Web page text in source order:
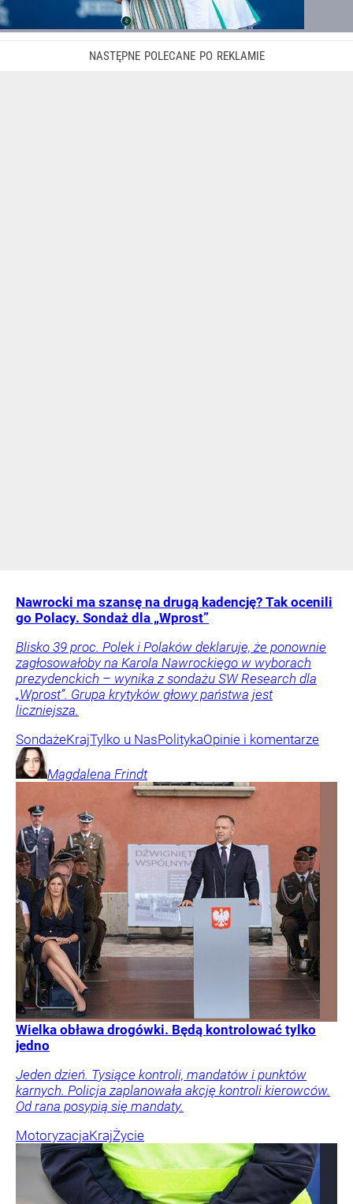
Nawrocki ma szansę na drugą kadencję? Tak ocenili
go Polacy. Sondaż dla „Wprost”
Blisko 39 proc. Polek i Polaków deklaruje, że ponownie
zagłosowałoby na Karola Nawrockiego w wyborach
prezydenckich – wynika z sondażu SW Research dla
„Wprost”. Grupa krytyków głowy państwa jest
liczniejsza.
SondażeKrajTylko u NasPolitykaOpinie i komentarze
Magdalena Frindt
Wielka obława drogówki. Będą kontrolować tylko
jedno
Jeden dzień. Tysiące kontroli, mandatów i punktów
karnych. Policja zaplanowała akcję kontroli kierowców.
Od rana posypią się mandaty.
MotoryzacjaKrajŻycie